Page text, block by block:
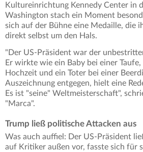
Kultureinrichtung Kennedy Center in
Washington stach ein Moment
sich auf der Bühne eine Medaille, die
direkt selbst um den Hals.
"Der US-Präsident war der
Er wirkte wie ein Baby bei einer
Hochzeit und ein Toter bei einer
Auszeichnung entgegen, hielt eine
Es ist "seine" Weltmeisterschaft",
"Marca".
Trump ließ politische Attacken aus
Was auch auffiel: Der US-Präsident
auf Kritiker außen vor, fasste sich für